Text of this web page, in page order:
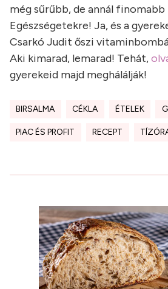
még sűrűbb, de annál finomabb
Egészségetekre! Ja, és a
Csarkó Judit őszi
Aki kimarad, lemarad! Tehát,
gyerekeid majd meghálálják!
BIRSALMA CÉKLA ÉTELEK
PIAC ÉS PROFIT RECEPT